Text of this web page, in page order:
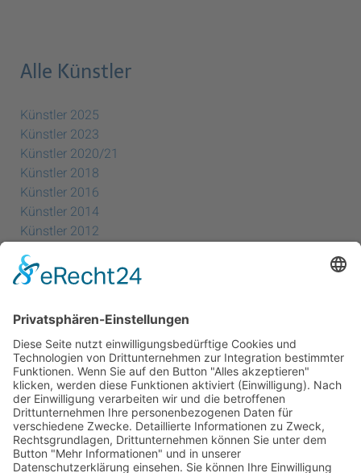
Alle Künstler
Künstler 2025
Künstler 2023
Künstler 2020/21
Künstler 2018
Künstler 2016
Künstler 2014
Künstler 2012
Künstler 2010
Künstler 2008
Künstler 2006
Künstler 2004
Alle Ausstellungsorte
Cookie-Einstellungen